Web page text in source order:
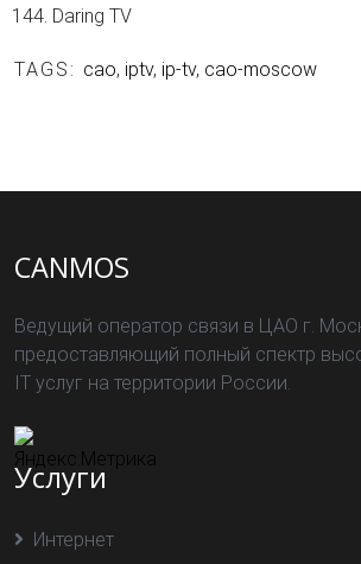
Daring TV
TAGS: cao, iptv, ip-tv, cao-moscow
CANMOS
Ведущий оператор связи в ЦАО г.
предоставляющий полный спектр
IT услуг на территории России.
Услуги
Интернет